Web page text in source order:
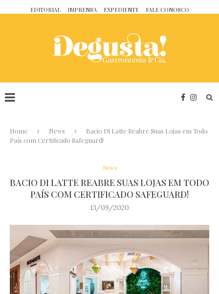
EDITORIAL IMPRENSA EXPEDIENTE FALE CONOSCO
Home News
Bacio Di Latte Reabre Suas Lojas em Todo
País com Certificado Safeguard!
News
BACIO DI LATTE REABRE SUAS LOJAS EM TODO
PAÍS COM CERTIFICADO SAFEGUARD!
13/09/2020